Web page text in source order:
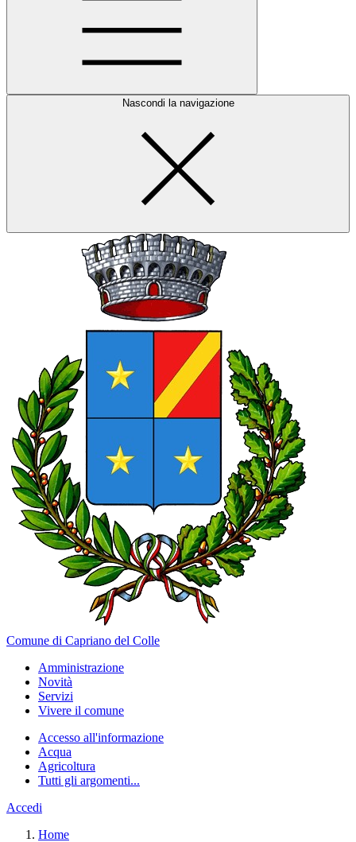
Nascondi la navigazione
Comune di Capriano del Colle
Amministrazione
Novità
Servizi
Vivere il comune
Accesso all'informazione
Acqua
Agricoltura
Tutti gli argomenti...
Accedi
Home